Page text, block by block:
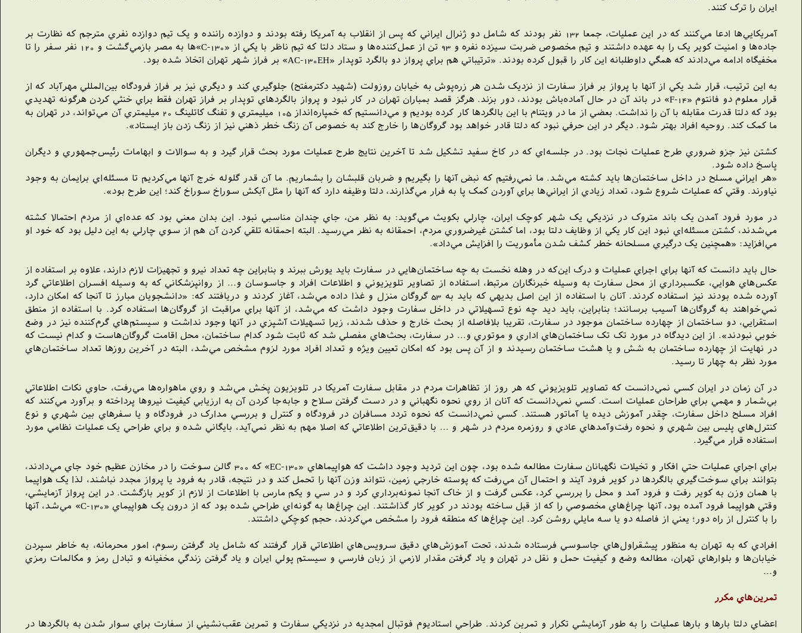
ايران را ترک کنند.
آمريکايي‌ها ادعا مي‌کنند که در اين عمليات، جمعا 132 نفر بودند که شامل دو ژنرال ايراني که پس از انقلاب به آمريکا رفته بودند و دوازده راننده و يک تيم دوازده نفري مترجم که نظارت بر
جاده‌ها و امنيت کوير يک را به عهده داشتند و تيم مخصوص ضربت سيزده نفره و 93 تن از عمل‌کننده‌ها و ستاد دلتا که تيم ناظر با يکي از «C-130»ها به مصر بازمي‌گشت و 120 نفر سفر را تا
مخفيگاه ادامه مي‌دادند که همگي داوطلبانه اين کار را قبول کرده بودند. «ترتيباتي هم براي پرواز دو بالگرد توپدار «AC-130EH» بر فراز شهر تهران اتخاذ شده بود.
به اين ترتيب، قرار شد يکي از آنها با پرواز بر فراز سفارت از نزديک شدن هر زره‌پوش به خيابان روزولت (شهيد دکترمفتح) جلوگيري کند و ديگري نيز بر فراز فرودگاه بين‌المللي مهرآباد که از
قرار معلوم دو فانتوم «F-14» در باند آن در حال آماده‌باش بودند، دور بزند. هرگز قصد بمباران تهران در کار نبود و پرواز بالگردهاي توپدار بر فراز تهران فقط براي خنثي کردن هرگونه تهديدي
بود که دلتا قدرت مقابله با آن را نداشت. بعضي از ما در ويتنام با اين بالگردها کار کرده بوديم و مي‌دانستيم که خمپاره‌انداز 105 ميليمتري و تفنگ کاتلينگ 20 ميليمتري آن مي‌تواند، در تهران به
ما کمک کند. روحيه افراد بهتر شود. ديگر در اين حرفي نبود که دلتا قادر خواهد بود گروگان‌ها را خارج کند به خصوص آن زنگ خطر ذهني نيز از زنگ زدن باز ايستاد».
کشتن نيز جزو ضروري طرح عمليات نجات بود. در جلسه‌اي که در کاخ سفيد تشکيل شد تا آخرين نتايج طرح عمليات مورد بحث قرار گيرد و به سوالات و ابهامات رئيس‌جمهوري و ديگران
پاسخ داده شود.
«هر ايراني مسلح در داخل ساختمان‌ها بايد کشته مي‌شد. ما نمي‌رفتيم که نبض آنها را بگيريم و ضربان قلبشان را بشماريم. ما آن قدر گلوله خرج آنها مي‌کرديم تا مسئله‌اي برايمان به وجود
نياورند. وقتي که عمليات شروع شود، تعداد زيادي از ايراني‌ها براي آوردن کمک پا به فرار مي‌گذارند، دلتا وظيفه دارد که آنها را مثل آبکش سوراخ سوراخ کند؛ اين طرح بود».
در مورد فرود آمدن يک باند متروک در نزديکي يک شهر کوچک ايران، چارلي بکويث مي‌گويد: به نظر من، جاي چندان مناسبي نبود. اين بدان معني بود که عده‌اي از مردم احتمالا کشته
مي‌شدند، کشتن مسئله‌اي نبود اين کار يکي از وظايف دلتا بود، اما کشتن غيرضروري مردم، احمقانه به نظر مي‌رسيد. البته احمقانه تلقي کردن آن هم از سوي چارلي به اين دليل بود که خود او
مي‌افزايد: «همچنين يک درگيري مسلحانه خطر کشف شدن مأموريت را افزايش مي‌داد».
حال بايد دانست که آنها براي اجراي عمليات و درک اين‌که در وهله نخست به چه ساختمان‌هايي در سفارت بايد يورش ببرند و بنابراين چه تعداد نيرو و تجهيزات لازم دارند، علاوه بر استفاده از
عکس‌هاي هوايي، عکسبرداري از محل سفارت به وسيله خبرنگاران مرتبط، استفاده از تصاوير تلويزيوني و اطلاعات افراد و جاسوسان و... از روانپزشکاني که به وسيله افسران اطلاعاتي گرد
آورده شده بودند نيز استفاده کردند. آنان با استفاده از اين اصل بديهي که بايد به 53 گروگان منزل و غذا داده مي‌شد، آغاز کردند و دريافتند که: «دانشجويان مبارز تا آنجا که امکان دارد،
نمي‌خواهند به گروگان‌ها آسيب برسانند؛ بنابراين، بايد ديد چه نوع تسهيلاتي در داخل سفارت وجود داشت که مي‌شد، از آنها براي مراقبت از گروگان‌ها استفاده کرد. با استفاده از منطق
استقرايي، دو ساختمان از چهارده ساختمان موجود در سفارت، تقريبا بلافاصله از بحث خارج و حذف شدند، زيرا تسهيلات آشپزي در آنها وجود نداشت و سيستم‌هاي گرم‌کننده نيز در وضع
خوبي نبودند». از اين ديدگاه در مورد تک تک ساختمان‌هاي اداري و موتوري و... در سفارت، بحث‌هاي مفصلي شد که ثابت شود کدام ساختمان، محل اقامت گروگان‌هاست و کدام نيست که
در نهايت از چهارده ساختمان به شش و يا هشت ساختمان رسيدند و از آن پس بود که امکان تعيين ويژه و تعداد افراد مورد لزوم مشخص مي‌شد، البته در آخرين روزها تعداد ساختمان‌هاي
مورد نظر به چهار تا رسيد.
در آن زمان در ايران کسي نمي‌دانست که تصاوير تلويزيوني که هر روز از تظاهرات مردم در مقابل سفارت آمريکا در تلويزيون پخش مي‌شد و روي ماهواره‌ها مي‌رفت، حاوي نکات اطلاعاتي
بي‌شمار و مهمي براي طراحان عمليات است. کسي نمي‌دانست که آنان از روي نحوه نگهباني و در دست گرفتن سلاح و جابه‌جا کردن آن به ارزيابي کيفيت نيروها پرداخته و برآورد مي‌کنند که
افراد مسلح داخل سفارت، چقدر آموزش ديده يا آماتور هستند. کسي نمي‌دانست که نحوه تردد مسافران در فرودگاه و کنترل و بررسي مدارک در فرودگاه و يا سفرهاي بين شهري و نوع
کنترل‌هاي پليس بين شهري و نحوه رفت‌وآمدهاي عادي و روزمره مردم در شهر و ... با دقيق‌ترين اطلاعاتي که اصلا مهم به نظر نمي‌آيد، بايگاني شده و براي طراحي يک عمليات نظامي مورد
استفاده قرار مي‌گيرد.
براي اجراي عمليات حتي افکار و تخيلات نگهبانان سفارت مطالعه شده بود، چون اين ترديد وجود داشت که هواپيماهاي «EC-130» که 300 گالن سوخت را در مخازن عظيم خود جاي مي‌دادند،
بتوانند براي سوخت‌گيري بالگردها در کوير فرود آيند و احتمال آن مي‌رفت که پوسته خارجي زمين، نتواند وزن آنها را تحمل کند و در نتيجه، قادر به فرود يا پرواز مجدد نباشند، لذا يک هواپيما
با همان وزن به کوير رفت و فرود آمد و محل را بررسي کرد، عکس گرفت و از خاک آنجا نمونه‌برداري کرد و در سي و يکم مارس با اطلاعات از لازم از کوير بازگشت. در اين پرواز آزمايشي،
وقتي هواپيما فرود آمده بود، آنها چراغ‌هاي مخصوصي را که از قبل ساخته بودند در کوير کار گذاشتند. اين چراغ‌ها به گونه‌اي طراحي شده بود که از درون يک هواپيماي «C-130» مي‌شد، آنها
را با کنترل از راه دور؛ يعني از فاصله دو يا سه مايلي روشن کرد. اين چراغ‌ها که منطقه فرود را مشخص مي‌کردند، حجم کوچکي داشتند.
افرادي که به تهران به منظور پيشقراول‌هاي جاسوسي فرستاده شدند، تحت آموزش‌هاي دقيق سرويس‌هاي اطلاعاتي قرار گرفتند که شامل ياد گرفتن رسوم، امور محرمانه، به خاطر سپردن
خيابان‌ها و بلوارهاي تهران، مطالعه وضع و کيفيت حمل و نقل در تهران و ياد گرفتن مقدار لازمي از زبان فارسي و سيستم پولي ايران و ياد گرفتن زندگي مخفيانه و تبادل رمز و مکالمات رمزي
و...
تمرين‌هاي مکرر
اعضاي دلتا بارها و بارها عمليات را به طور آزمايشي تکرار و تمرين کردند. طراحي استاديوم فوتبال امجديه در نزديکي سفارت و تمرين عقب‌نشيني از سفارت براي سوار شدن به بالگردها در